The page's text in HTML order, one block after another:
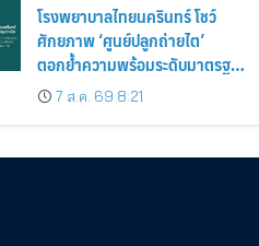
โรงพยาบาลไทยนครินทร์ โชว์
ศักยภาพ ‘ศูนย์ปลูกถ่ายไต’
ตอกย้ำความพร้อมระดับมาตรฐาน
เดินหน้าผ่าตัดปลูกถ่ายไตสำเร็จ 2
รายพร้อมกัน จากผู้บริจาคอวัยวะ
7 ส.ค. 69 8:21